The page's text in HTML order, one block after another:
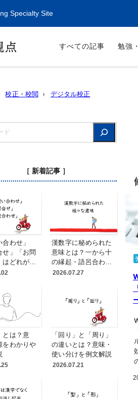
Specialty Site
すべての記事 勉強
校正・校閲 デジタル校正
［ 新着記事 ］
合わせ」
せ」「お問
どれが正
仮名と表
漢数字に秘められた
意味とは？一から十
の縁起・語呂合わ
せ・読み方を変える
2026.07.27
とは？意
をわかりや
「回り」と「周り」
の違いとは？意味・
使い分けを例文解説
2026.07.21